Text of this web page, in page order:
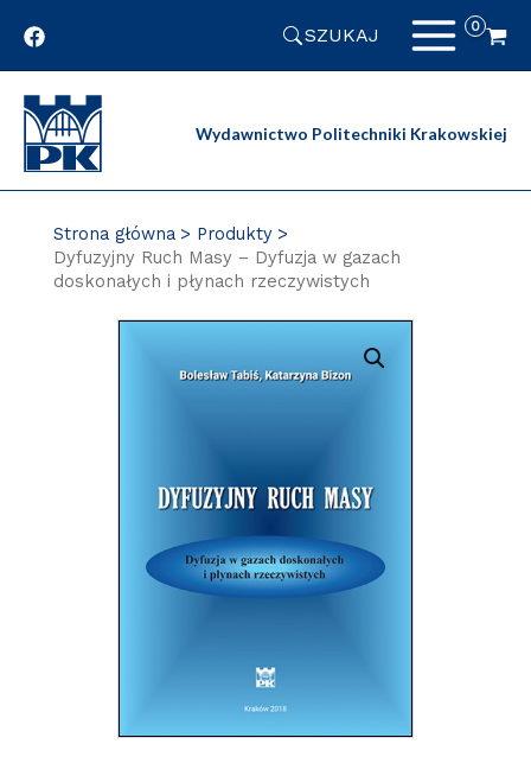
SZUKAJ
Wydawnictwo Politechniki Krakowskiej
Strona główna
Produkty
Dyfuzyjny Ruch Masy – Dyfuzja w gazach
doskonałych i płynach rzeczywistych